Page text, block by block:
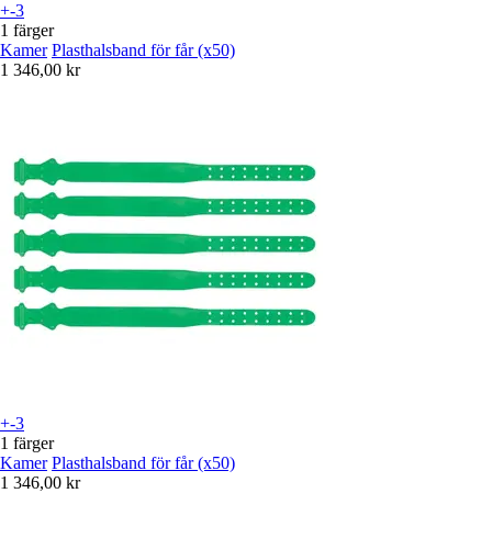
+-3
1 färger
Kamer Plasthalsband för får (x50)
1 346,00 kr
+-3
1 färger
Kamer Plasthalsband för får (x50)
1 346,00 kr